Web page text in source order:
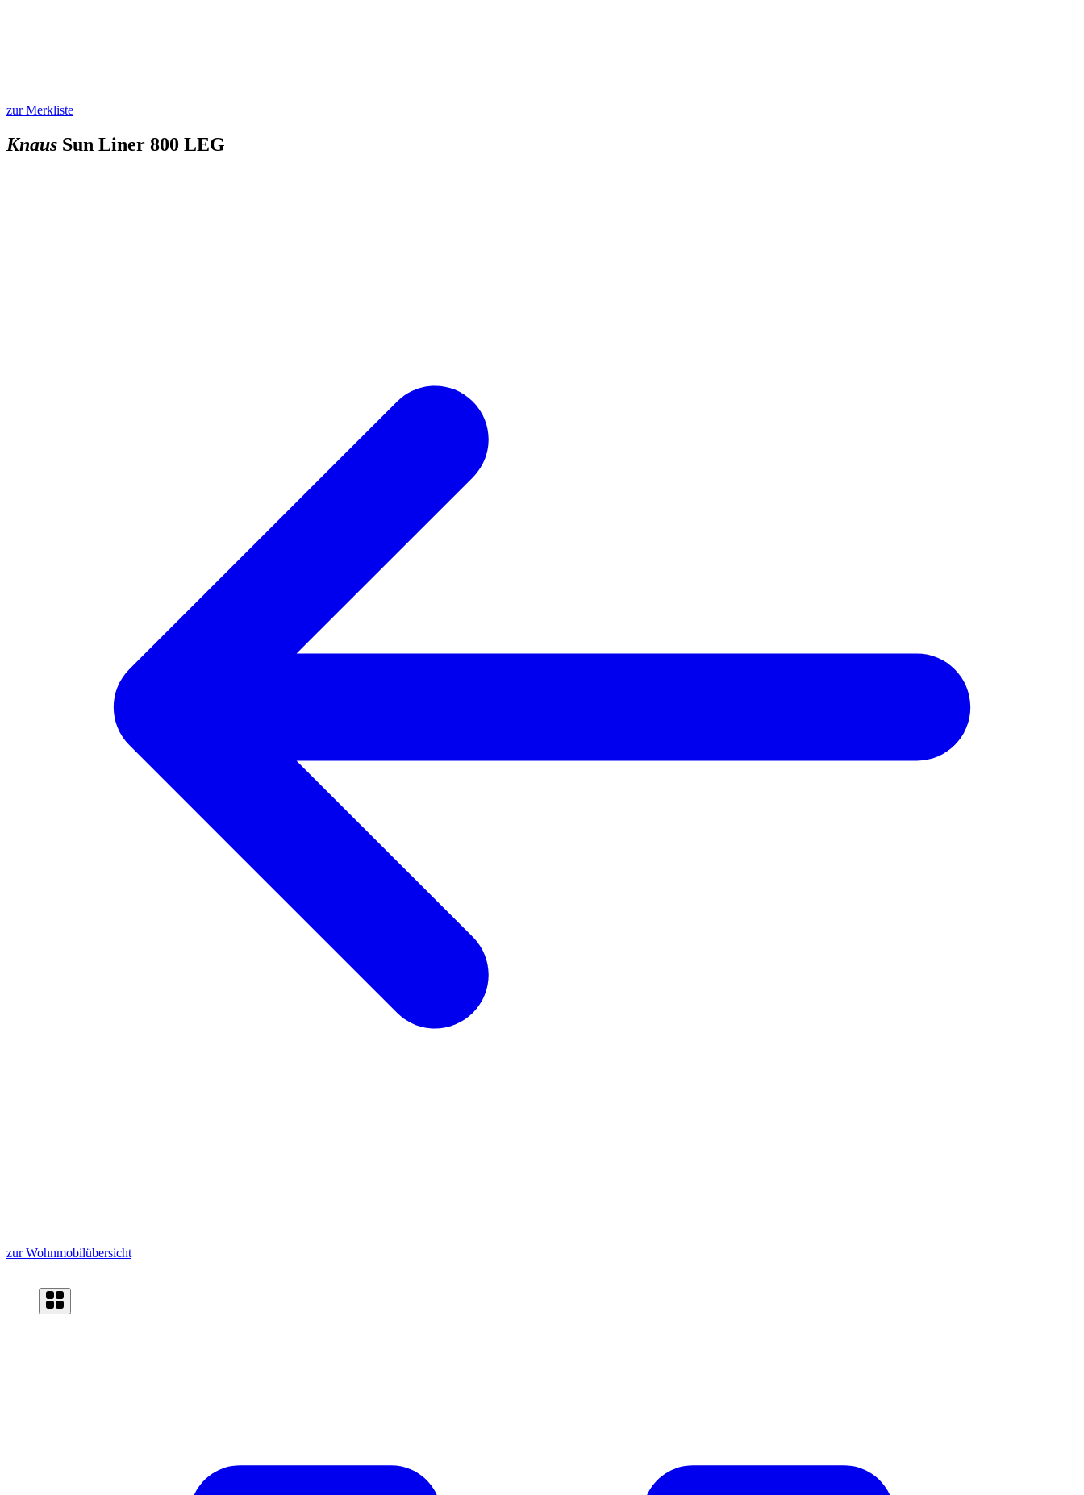
zur Merkliste
Knaus Sun Liner 800 LEG
zur Wohnmobilübersicht